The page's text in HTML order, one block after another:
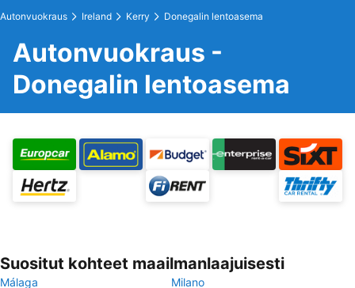
Autonvuokraus Ireland Kerry Donegalin lentoasema
Autonvuokraus -
Donegalin lentoasema
Suositut kohteet maailmanlaajuisesti
Málaga
Milano